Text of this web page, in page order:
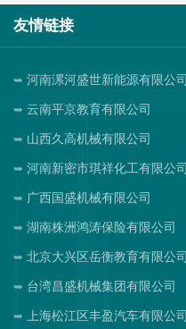
友情链接
河南漯河盛世新能源有限公司
云南平京教育有限公司
山西久高机械有限公司
河南新密市琪祥化工有限公司
广西国盛机械有限公司
湖南株洲鸿涛保险有限公司
北京大兴区岳衡教育有限公司
台湾昌盛机械集团有限公司
上海松江区丰盈汽车有限公司